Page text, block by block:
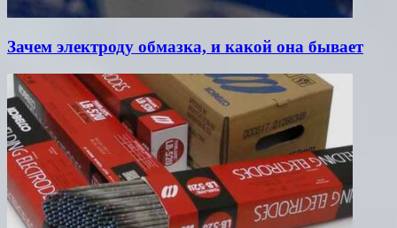
Зачем электроду обмазка, и какой она бывает